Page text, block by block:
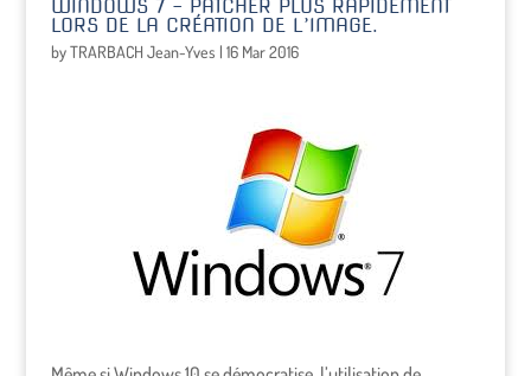
WINDOWS 7 – PATCHER PLUS RAPIDEMENT
LORS DE LA CRÉATION DE L’IMAGE.
byTRARBACH Jean-Yves | 16 Mar 2016